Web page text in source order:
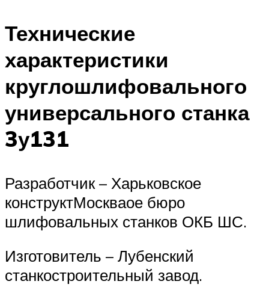
Технические
характеристики
круглошлифовального
универсального станка
3у131
Разработчик – Харьковское
конструктМоскваое бюро
шлифовальных станков ОКБ ШС.
Изготовитель – Лубенский
станкостроительный завод.